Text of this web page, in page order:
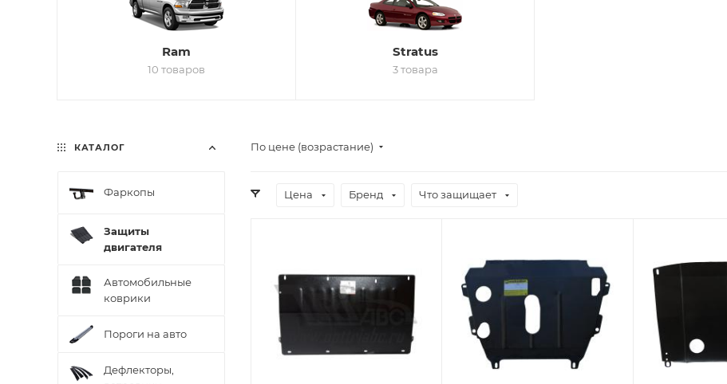
Ram
10 товаров
Stratus
3 товара
По цене (возрастание)
Цена Бренд Что защищает
КАТАЛОГ
Фаркопы
Защиты
двигателя
Автомобильные
коврики
Пороги на авто
Дефлекторы,